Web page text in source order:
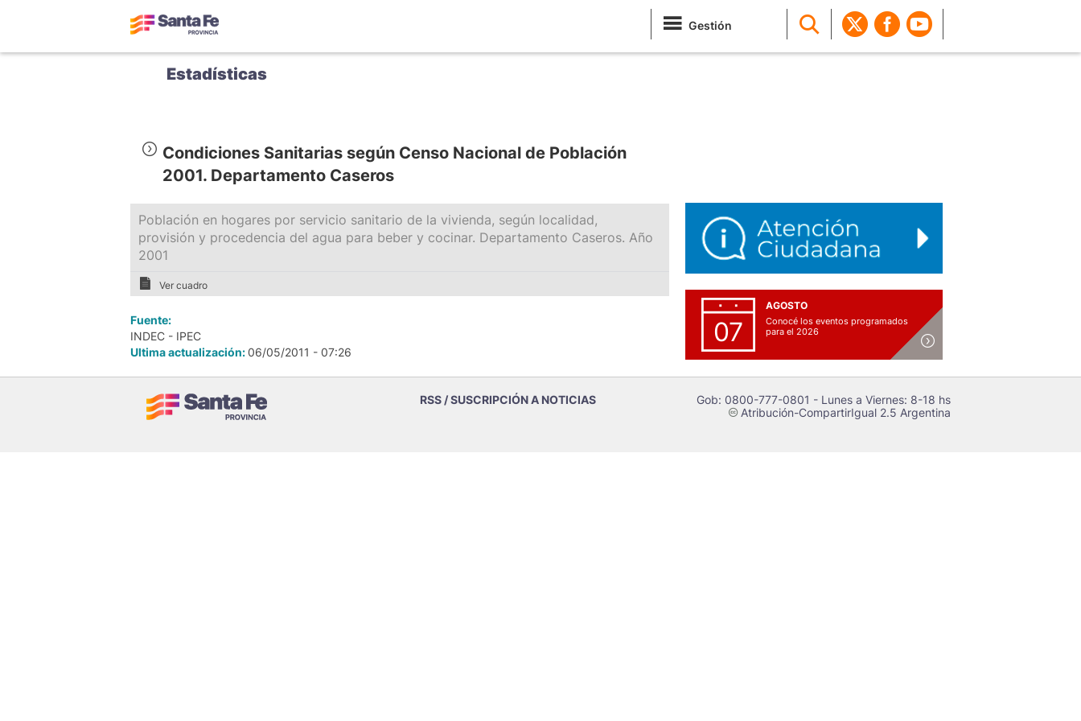
Gestión
Estadísticas
Condiciones Sanitarias según Censo Nacional de Población
2001. Departamento Caseros
Población en hogares por servicio sanitario de la vivienda, según localidad,
provisión y procedencia del agua para beber y cocinar. Departamento Caseros. Año
2001
Ver cuadro
Fuente:
INDEC - IPEC
Ultima actualización:06/05/2011 - 07:26
07
AGOSTO
Conocé los eventos programados
para el 2026
RSS / SUSCRIPCIÓN A NOTICIAS Gob: 0800-777-0801 - Lunes a Viernes: 8-18 hs
cAtribución-CompartirIgual 2.5 Argentina